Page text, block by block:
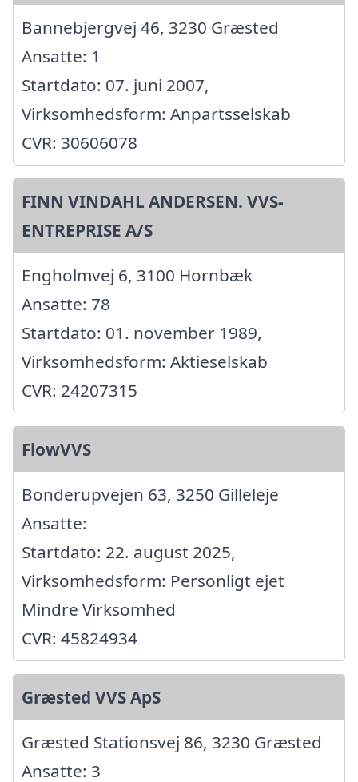
Bannebjergvej 46, 3230 Græsted
Ansatte: 1
Startdato: 07. juni 2007,
Virksomhedsform: Anpartsselskab
CVR: 30606078
FINN VINDAHL ANDERSEN. VVS-
ENTREPRISE A/S
Engholmvej 6, 3100 Hornbæk
Ansatte: 78
Startdato: 01. november 1989,
Virksomhedsform: Aktieselskab
CVR: 24207315
FlowVVS
Bonderupvejen 63, 3250 Gilleleje
Ansatte:
Startdato: 22. august 2025,
Virksomhedsform: Personligt ejet
Mindre Virksomhed
CVR: 45824934
Græsted VVS ApS
Græsted Stationsvej 86, 3230 Græsted
Ansatte: 3